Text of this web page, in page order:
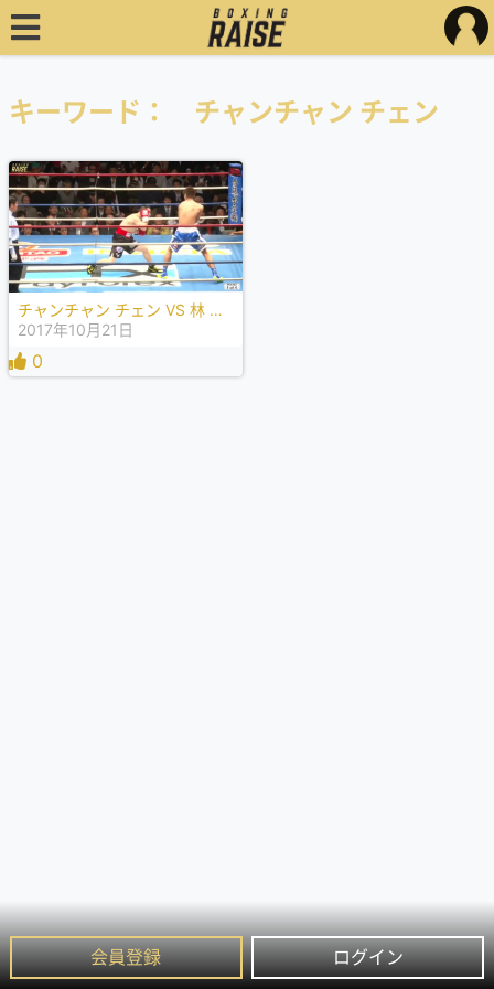
会員登録 ログイン
キーワード： チャンチャン チェン
チャンチャン チェン VS 林 慶太
2017年10月21日
0